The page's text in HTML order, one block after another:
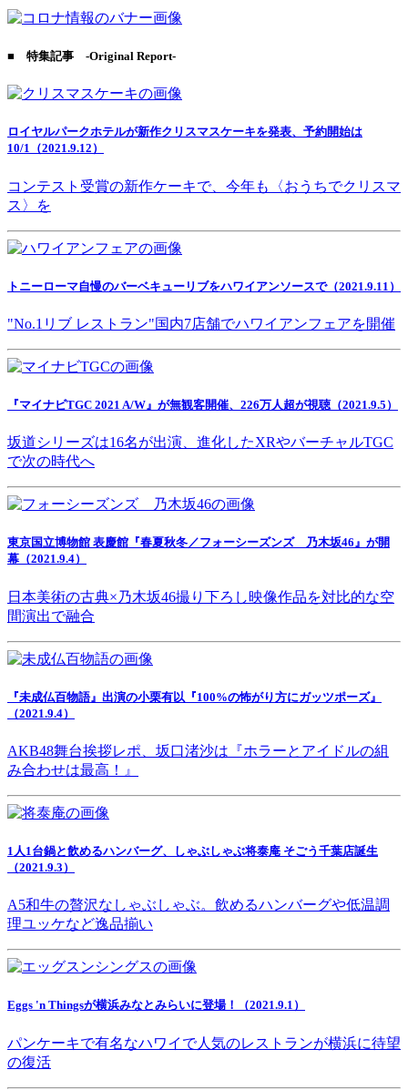
■ 特集記事 -Original Report-
ロイヤルパークホテルが新作クリスマスケーキを発表、予約開始は
10/1（2021.9.12）
コンテスト受賞の新作ケーキで、今年も〈おうちでクリスマ
ス〉を
トニーローマ自慢のバーベキューリブをハワイアンソースで（2021.9.11）
"No.1リブ レストラン"国内7店舗でハワイアンフェアを開催
『マイナビTGC 2021 A/W』が無観客開催、226万人超が視聴（2021.9.5）
坂道シリーズは16名が出演、進化したXRやバーチャルTGC
で次の時代へ
東京国立博物館 表慶館『春夏秋冬／フォーシーズンズ 乃木坂46』が開
幕（2021.9.4）
日本美術の古典×乃木坂46撮り下ろし映像作品を対比的な空
間演出で融合
『未成仏百物語』出演の小栗有以『100%の怖がり方にガッツポーズ』
（2021.9.4）
AKB48舞台挨拶レポ、坂口渚沙は『ホラーとアイドルの組
み合わせは最高！』
1人1台鍋と飲めるハンバーグ、しゃぶしゃぶ将泰庵 そごう千葉店誕生
（2021.9.3）
A5和牛の贅沢なしゃぶしゃぶ。飲めるハンバーグや低温調
理ユッケなど逸品揃い
Eggs 'n Thingsが横浜みなとみらいに登場！（2021.9.1）
パンケーキで有名なハワイで人気のレストランが横浜に待望
の復活